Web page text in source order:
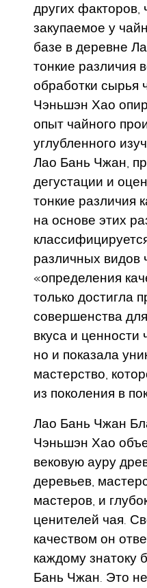
других факторов,
закупаемое у
базе в деревне
тонкие различия
обработки сырья
Чэньшэн Хао
опыт чайного
углубленного
Лао Бань Чжан,
дегустации и
тонкие различия
на основе этих
различных видов
«определения
только достигла
совершенства
вкуса и
но и показала
мастерство,
из поколения в
Лао Бань Чжан
Чэньшэн Хао
вековую ауру
деревьев,
мастеров, и
ценителей чая.
качеством он
каждому знатоку
Бань Чжан. Это